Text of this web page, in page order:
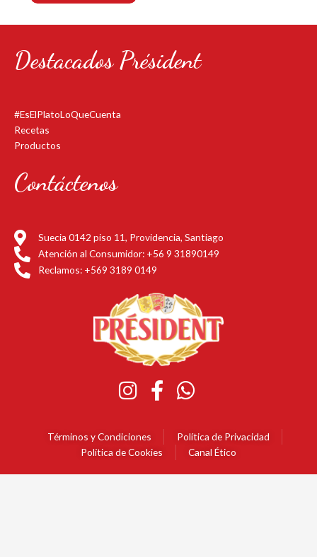
Destacados Président
#EsElPlatoLoQueCuenta
Recetas
Productos
Contáctenos
Suecia 0142 piso 11, Providencia, Santiago
Atención al Consumidor: +56 9 31890149
Reclamos: +569 3189 0149
Términos y Condiciones
Política de Privacidad
Política de Cookies
Canal Ético